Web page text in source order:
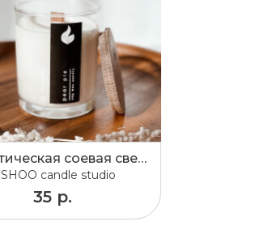
Ароматическая соевая свеча 230мл с крышкой-подставкой
SHOO candle studio
35 р.